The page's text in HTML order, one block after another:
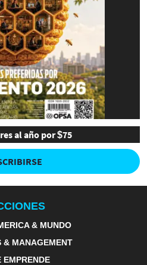
al año por $75
& MUNDO
& MANAGEMENT
EMPRENDE